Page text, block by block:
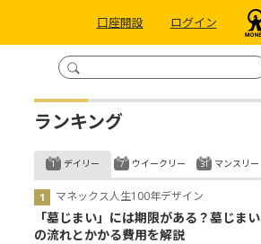
口座開設 ログイン
ランキング
デイリー
マネックス人生100年デザイン
「墓じまい」には期限がある？墓じまい
の流れとかかる費用を解説
ウイークリー マンスリー